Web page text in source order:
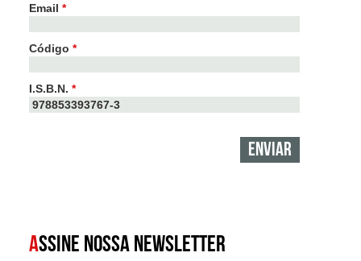
Email *
Código *
I.S.B.N. *
ASSINE NOSSA NEWSLETTER